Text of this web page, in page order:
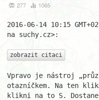
277 1065
2016-06-14 10:15
na suchy.cz>:
zobrazit citaci
Vpravo je nástroj
otazníčkem. Na ten
klikni na to S.